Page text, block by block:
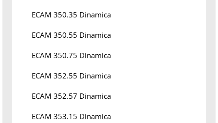
ECAM 350.35 Dinamica
ECAM 350.55 Dinamica
ECAM 350.75 Dinamica
ECAM 352.55 Dinamica
ECAM 352.57 Dinamica
ECAM 353.15 Dinamica